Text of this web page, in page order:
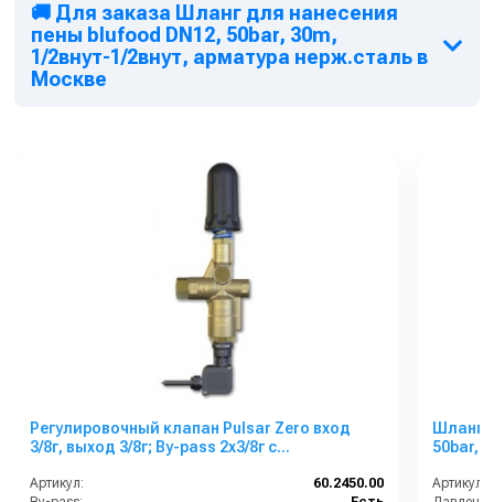
🚚 Для заказа Шланг для нанесения
пены blufood DN12, 50bar, 30m,
1/2внут-1/2внут, арматура нерж.сталь в
Москве
Регулировочный клапан Pulsar Zero вход
3/8г, выход 3/8г; By-pass 2x3/8г с
Артикул:
60.2450.00
Шланг
50bar,
Артикул: